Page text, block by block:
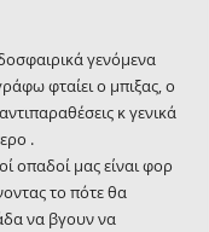
γενόμενα
φταίει ο μπιξας, ο
κ γενικά
.
οπαδοί μας είναι φορ
το πότε θα
να βγουν να